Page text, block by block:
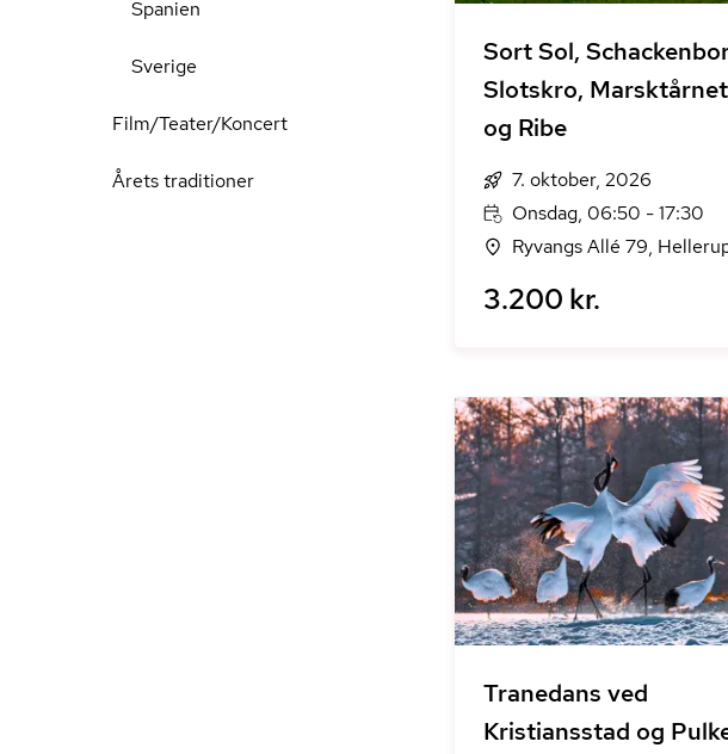
Spanien
Sverige
Film/Teater/Koncert
Årets traditioner
Sort Sol,
Slotskro, Marsktårnet
og Ribe
7. oktober, 2026
Onsdag, 06:50 - 17:30
Ryvangs Allé 79,
3.200 kr.
Tranedans ved
Kristiansstad og